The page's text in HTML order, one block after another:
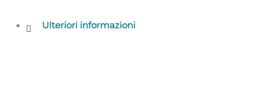
Ulteriori informazioni